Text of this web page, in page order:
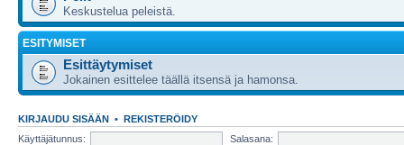
Keskustelua peleistä.
ESITYMISET
Esittäytymiset
Jokainen esittelee täällä itsensä ja hamonsa.
KIRJAUDU SISÄÄN • REKISTERÖIDY
Käyttäjätunnus:
Salasana: